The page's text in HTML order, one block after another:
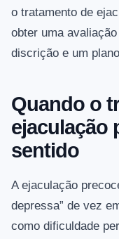
o tratamento de
obter uma
discrição e um
Quando o
ejaculação
sentido
A ejaculação
depressa” de vez
como dificuldade